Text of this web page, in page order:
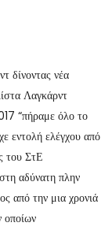
δίνοντας νέα
Λαγκάρντ
“πήραμε όλο το
εντολή ελέγχου από
του ΣτΕ
αδύνατη πλην
από την μια χρονιά
οποίων